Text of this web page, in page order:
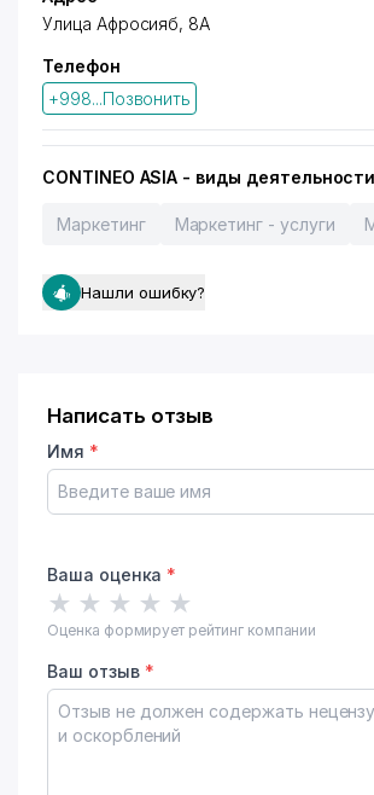
Улица Афросияб, 8A
Телефон
+998...Позвонить
CONTINEO ASIA - виды деятельности
Маркетинг Маркетинг - услуги
Нашли ошибку?
Написать отзыв
Имя *
Ваша оценка *
★ ★ ★ ★ ★
Оценка формирует рейтинг компании
Ваш отзыв *